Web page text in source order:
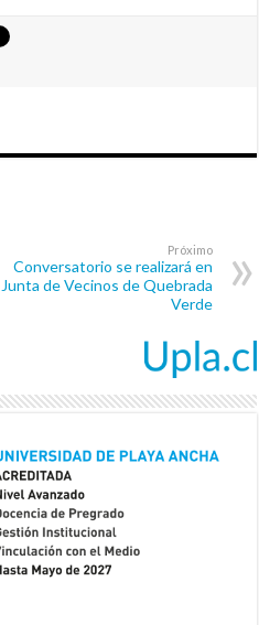
Próximo
Conversatorio se realizará en
Junta de Vecinos de Quebrada
Verde